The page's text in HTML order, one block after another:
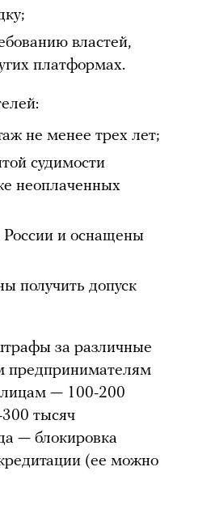
властей,
платформах.
не менее трех лет;
судимости
неоплаченных
России и оснащены
получить допуск
за различные
предпринимателям
лицам — 100-200
тысяч
— блокировка
(ее можно